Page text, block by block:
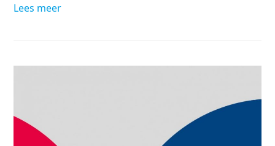
Lees meer